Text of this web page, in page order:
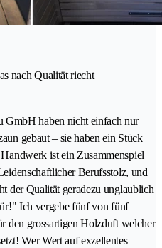
nach Qualität riecht
haben nicht einfach nur
gebaut – sie haben ein Stück
ist ein Zusammenspiel
Berufsstolz, und
der Qualität geradezu unglaublich
Ich vergebe fünf von fünf
den grossartigen Holzduft welcher
Wer Wert auf exzellentes